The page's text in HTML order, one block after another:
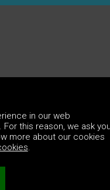
in our web
this reason, we ask
more about our cookies
.